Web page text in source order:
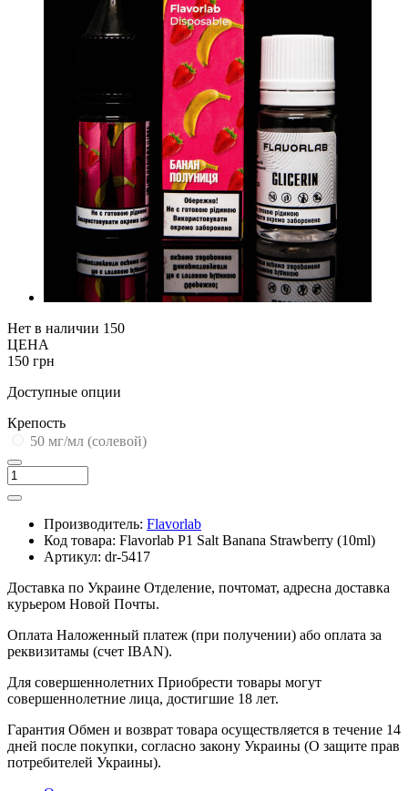
Нет в наличии 150
ЦЕНА
150 грн
Доступные опции
Крепость
50 мг/мл (солевой)
Производитель: Flavorlab
Код товара: Flavorlab P1 Salt Banana Strawberry (10ml)
Артикул: dr-5417
Доставка по Украине Отделение, почтомат, адресна доставка
курьером Новой Почты.
Оплата Наложенный платеж (при получении) або оплата за
реквизитамы (счет IBAN).
Для совершеннолетних Приобрести товары могут
совершеннолетние лица, достигшие 18 лет.
Гарантия Обмен и возврат товара осуществляется в течение 14
дней после покупки, согласно закону Украины (О защите прав
потребителей Украины).